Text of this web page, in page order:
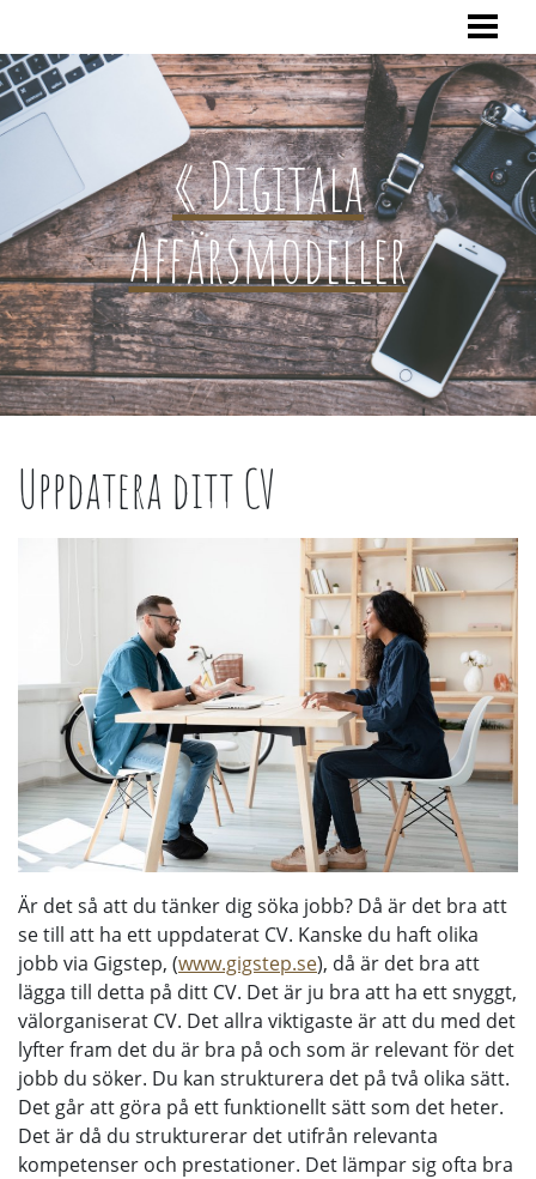
« Digitala
Affärsmodeller
Uppdatera ditt CV
Är det så att du tänker dig söka jobb? Då är det bra att
se till att ha ett uppdaterat CV. Kanske du haft olika
jobb via Gigstep, (www.gigstep.se), då är det bra att
lägga till detta på ditt CV. Det är ju bra att ha ett snyggt,
välorganiserat CV. Det allra viktigaste är att du med det
lyfter fram det du är bra på och som är relevant för det
jobb du söker. Du kan strukturera det på två olika sätt.
Det går att göra på ett funktionellt sätt som det heter.
Det är då du strukturerar det utifrån relevanta
kompetenser och prestationer. Det lämpar sig ofta bra